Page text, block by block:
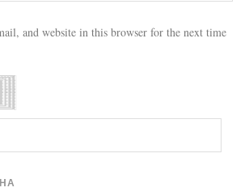
and website in this browser for the next time